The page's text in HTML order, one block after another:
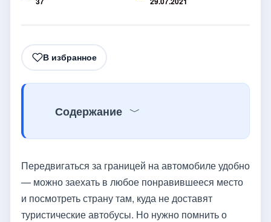
В избранное
Содержание
Передвигаться за границей на автомобиле удобно
— можно заехать в любое понравившееся место
и посмотреть страну там, куда не доставят
туристические автобусы. Но нужно помнить о